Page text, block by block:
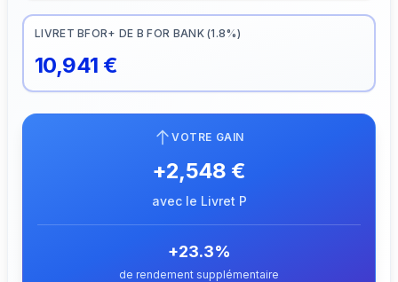
LIVRET BFOR+ DE B FOR BANK (1.8%)
10,941 €
VOTRE GAIN
+2,548 €
avec le Livret P
+23.3%
de rendement supplémentaire